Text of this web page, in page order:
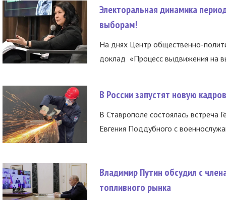
Электоральная динамика
выборам!
На днях Центр общественно-
доклад «Процесс выдвижения на
В России запустят новую
В Ставрополе состоялась встреча
Евгения Поддубного с
Владимир Путин обсудил с
топливного рынка